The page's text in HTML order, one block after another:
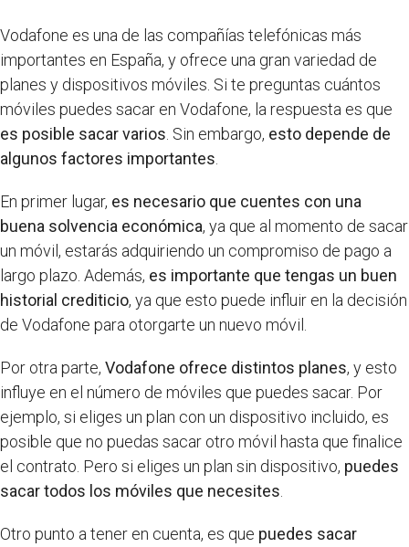
Vodafone es una de las compañías telefónicas más
importantes en España, y ofrece una gran variedad de
planes y dispositivos móviles. Si te preguntas cuántos
móviles puedes sacar en Vodafone, la respuesta es que
es posible sacar varios . Sin embargo, esto depende de
algunos factores importantes
En primer lugar, es necesario que cuentes con una
buena solvencia económica, ya que al momento de sacar
un móvil, estarás adquiriendo un compromiso de pago a
largo plazo. Además, es importante que tengas un buen
historial crediticio, ya que esto puede influir en la decisión
de Vodafone para otorgarte un nuevo móvil.
Por otra parte, Vodafone ofrece distintos planes, y esto
influye en el número de móviles que puedes sacar. Por
ejemplo, si eliges un plan con un dispositivo incluido, es
posible que no puedas sacar otro móvil hasta que finalice
el contrato. Pero si eliges un plan sin dispositivo, puedes
sacar todos los móviles que necesites
Otro punto a tener en cuenta, es que puedes sacar